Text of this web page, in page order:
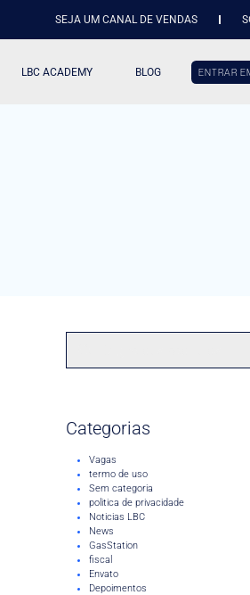
SEJA UM CANAL DE VENDAS
LBC ACADEMY BLOG ENTRAR
Categorias
Vagas
termo de uso
Sem categoria
politica de privacidade
Noticias LBC
News
GasStation
fiscal
Envato
Depoimentos